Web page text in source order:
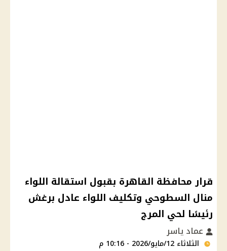
قرار محافظة القاهرة بقبول استقالة اللواء
منال السطوحي وتكليف اللواء عادل برغش
رئيسًا لحي المرج
عماد ياسر
الثلاثاء 12/مايو/2026 - 10:16 م